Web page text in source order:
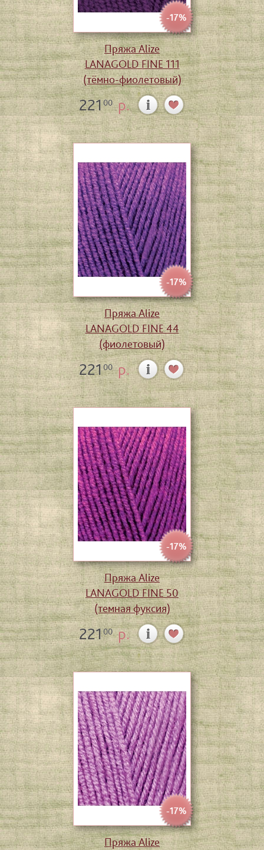
-17%
Пряжа Alize
LANAGOLD FINE 111
(тёмно-фиолетовый)
22100р.
-17%
Пряжа Alize
LANAGOLD FINE 44
(фиолетовый)
22100р.
-17%
Пряжа Alize
LANAGOLD FINE 50
(темная фуксия)
22100р.
-17%
Пряжа Alize